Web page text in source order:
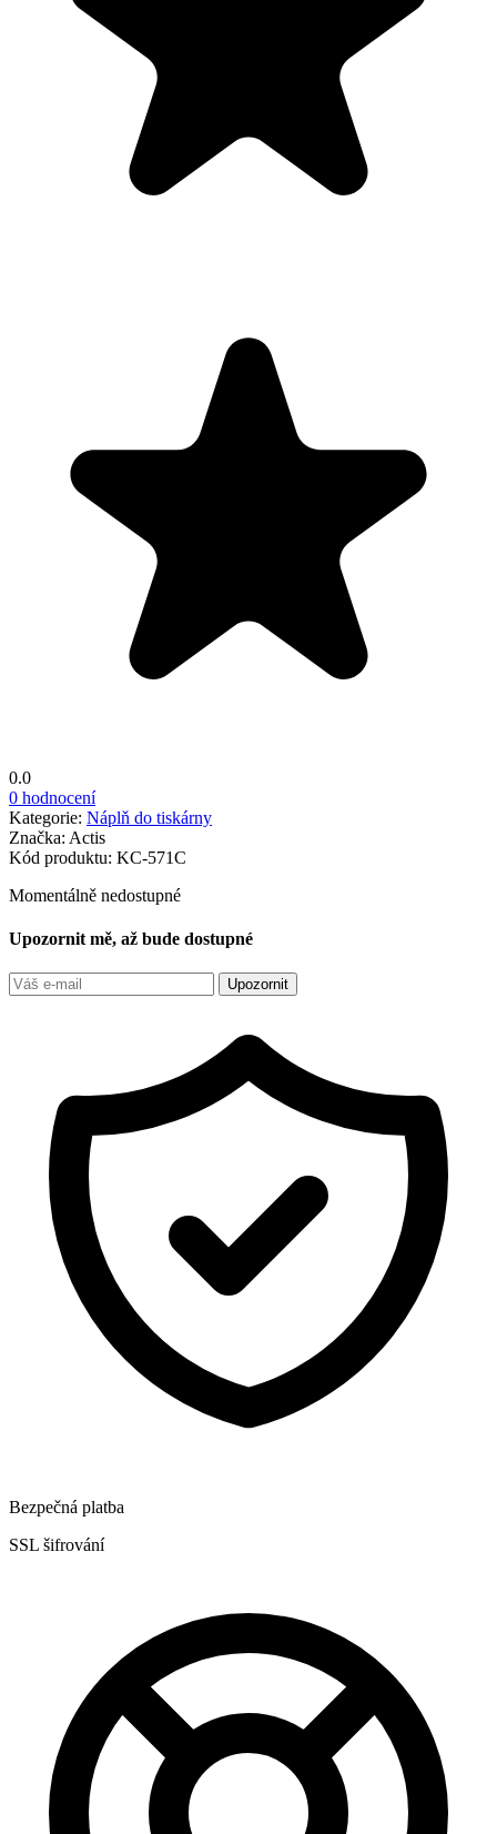
0.0
0 hodnocení
Kategorie: Náplň do tiskárny
Značka: Actis
Kód produktu: KC-571C
Momentálně nedostupné
Upozornit mě, až bude dostupné
Upozornit
Bezpečná platba
SSL šifrování